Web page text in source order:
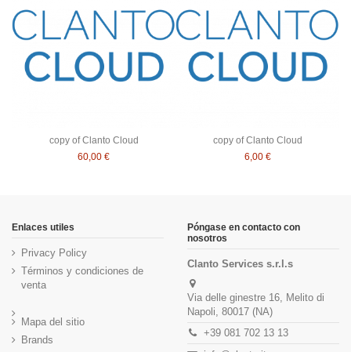
copy of Clanto Cloud
60,00 €
copy of Clanto Cloud
6,00 €
Enlaces utiles
Privacy Policy
Términos y condiciones de
venta
Mapa del sitio
Brands
Póngase en contacto con
nosotros
Clanto Services s.r.l.s
Via delle ginestre 16, Melito di
Napoli, 80017 (NA)
+39 081 702 13 13